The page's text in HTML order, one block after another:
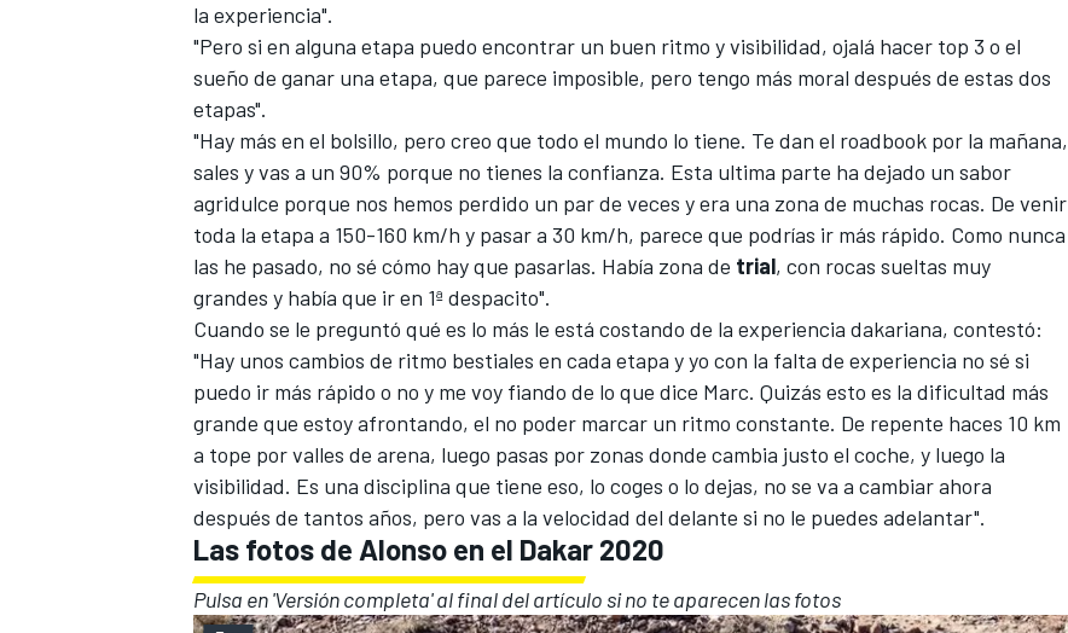
MÁS CATEGORÍAS
la experiencia".
"Pero si en alguna etapa puedo encontrar un buen ritmo y visibilidad, ojalá hacer top 3 o el
sueño de ganar una etapa, que parece imposible, pero tengo más moral después de estas dos
etapas".
"Hay más en el bolsillo, pero creo que todo el mundo lo tiene. Te dan el roadbook por la mañana,
sales y vas a un 90% porque no tienes la confianza. Esta ultima parte ha dejado un sabor
agridulce porque nos hemos perdido un par de veces y era una zona de muchas rocas. De venir
toda la etapa a 150-160 km/h y pasar a 30 km/h, parece que podrías ir más rápido. Como nunca
las he pasado, no sé cómo hay que pasarlas. Había zona de trial, con rocas sueltas muy
grandes y había que ir en 1ª despacito".
Cuando se le preguntó qué es lo más le está costando de la experiencia dakariana, contestó:
"Hay unos cambios de ritmo bestiales en cada etapa y yo con la falta de experiencia no sé si
puedo ir más rápido o no y me voy fiando de lo que dice Marc. Quizás esto es la dificultad más
grande que estoy afrontando, el no poder marcar un ritmo constante. De repente haces 10 km
a tope por valles de arena, luego pasas por zonas donde cambia justo el coche, y luego la
visibilidad. Es una disciplina que tiene eso, lo coges o lo dejas, no se va a cambiar ahora
después de tantos años, pero vas a la velocidad del delante si no le puedes adelantar".
Las fotos de Alonso en el Dakar 2020
Pulsa en 'Versión completa' al final del artículo si no te aparecen las fotos